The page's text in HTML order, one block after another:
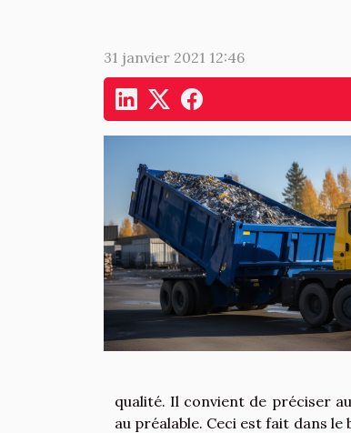
31 janvier 2021 12:46
qualité. Il convient de préciser
au préalable. Ceci est fait dans